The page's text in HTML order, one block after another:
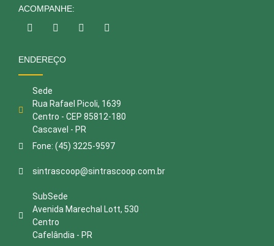
ACOMPANHE:
ENDEREÇO
Sede
Rua Rafael Picoli, 1639
Centro - CEP 85812-180
Cascavel - PR
Fone: (45) 3225-9597
sintrascoop@sintrascoop.com.br
SubSede
Avenida Marechal Lott, 530
Centro
Cafelândia - PR